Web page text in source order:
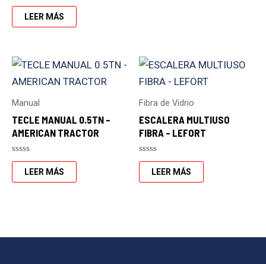
Valorado
con
de
LEER MÁS
Manual
TECLE MANUAL 0.5TN –
AMERICAN TRACTOR
Valorado
conLEER MÁS
Fibra de Vidrio
ESCALERA MULTIUSO
FIBRA – LEFORT
Valorado
conLEER MÁS